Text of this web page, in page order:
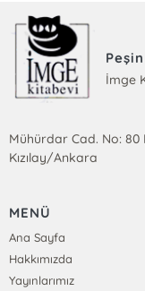
İmge
Mühürdar Cad. No:
Kızılay/Ankara
MENÜ
Ana Sayfa
Hakkımızda
Yayınlarımız